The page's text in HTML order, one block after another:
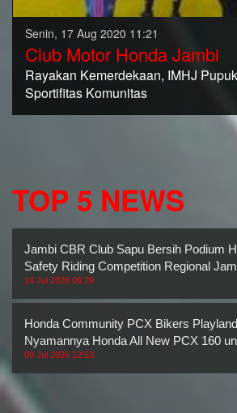
Senin, 17 Aug 2020 11:21
Club Motor Honda Jambi
Rayakan Kemerdekaan, IMHJ
Sportifitas Komunitas
TOP 5 NEWS
Jambi CBR Club Sapu Bersih Podium
Safety Riding Competition Regional
14 Jul 2026 06:29
Honda Community PCX Bikers
Nyamannya Honda All New PCX 160
08 Jul 2026 12:53